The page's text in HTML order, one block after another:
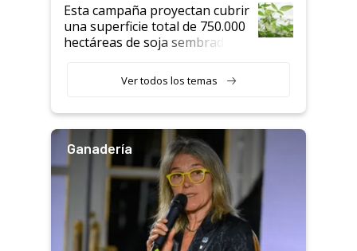
Esta campaña proyectan cubrir
una superficie total de 750.000
hectáreas de soja sembradas
variedades que marcan un
salto tecnológico en genética y
Ver todos los temas
Ganadería